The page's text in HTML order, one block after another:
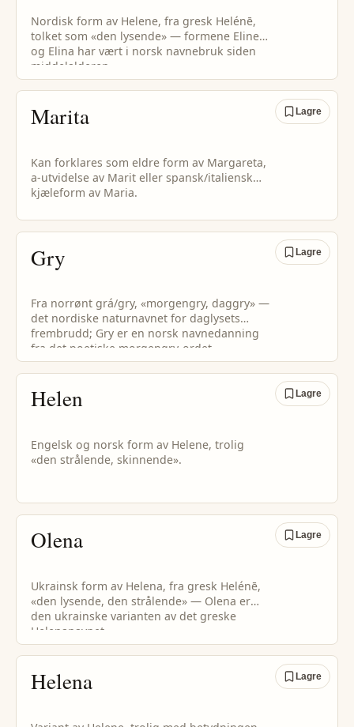
Nordisk form av Helene, fra gresk Helénē,
tolket som «den lysende» — formene Eline
og Elina har vært i norsk navnebruk siden
middelalderen.
Marita
Kan forklares som eldre form av Margareta,
a-utvidelse av Marit eller spansk/italiensk
kjæleform av Maria.
Lagre
Gry
Fra norrønt grá/gry, «morgengry, daggry» —
det nordiske naturnavnet for daglysets
frembrudd; Gry er en norsk navnedanning
fra det poetiske morgengry-ordet.
Lagre
Helen
Engelsk og norsk form av Helene, trolig
«den strålende, skinnende».
Lagre
Olena
Ukrainsk form av Helena, fra gresk Helénē,
«den lysende, den strålende» — Olena er
den ukrainske varianten av det greske
Helenanavnet.
Lagre
Helena Lagre